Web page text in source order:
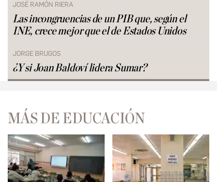
JOSÉ RAMÓN RIERA
Las incongruencias de un PIB que, según el
INE, crece mejor que el de Estados Unidos
JORGE BRUGOS
¿Y si Joan Baldoví lidera Sumar?
MÁS DE EDUCACIÓN